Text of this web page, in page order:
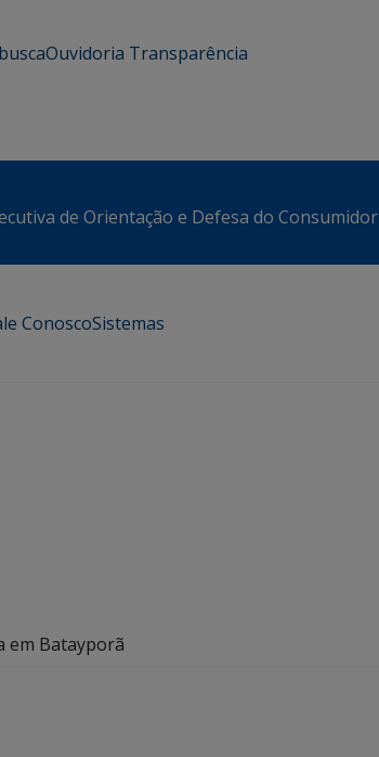
Ouvidoria Transparência
de Orientação e Defesa do Consumidor
ConoscoSistemas
em Batayporã